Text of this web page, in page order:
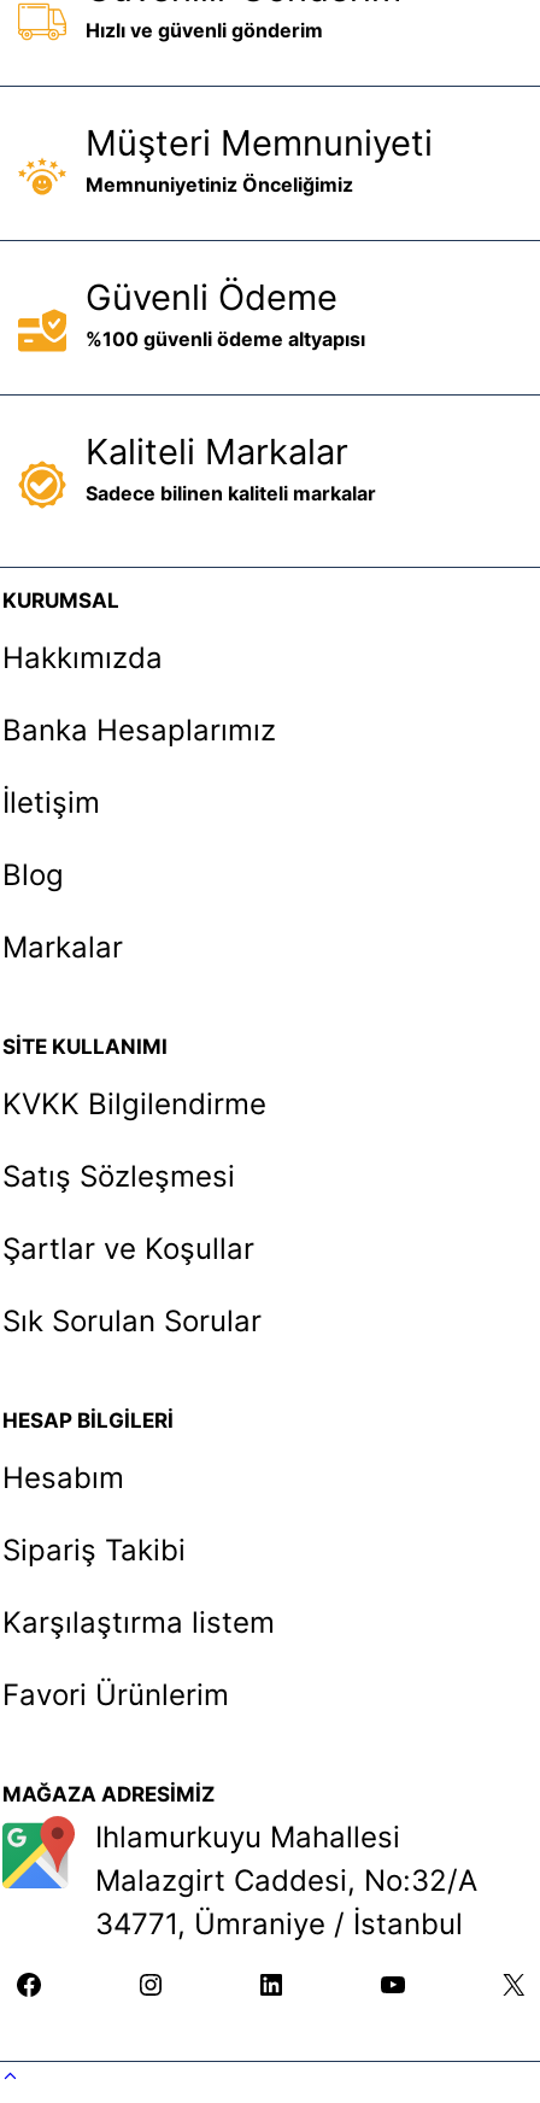
Hızlı ve güvenli gönderim
Müşteri Memnuniyeti
Memnuniyetiniz Önceliğimiz
Güvenli Ödeme
%100 güvenli ödeme altyapısı
Kaliteli Markalar
Sadece bilinen kaliteli markalar
KURUMSAL
Hakkımızda
Banka Hesaplarımız
İletişim
Blog
Markalar
SİTE KULLANIMI
KVKK Bilgilendirme
Satış Sözleşmesi
Şartlar ve Koşullar
Sık Sorulan Sorular
HESAP BİLGİLERİ
Hesabım
Sipariş Takibi
Karşılaştırma listem
Favori Ürünlerim
MAĞAZA ADRESİMİZ
Ihlamurkuyu Mahallesi
Malazgirt Caddesi, No:32/A
34771, Ümraniye / İstanbul
facebookinstagramlinkedin youtube X